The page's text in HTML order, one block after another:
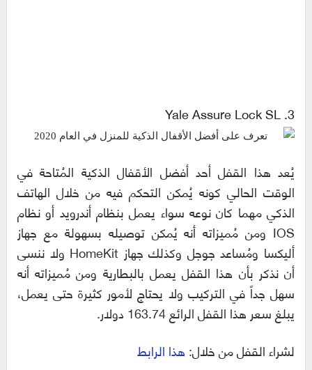
3. Yale Assure Lock SL
يُعد هذا القفل أحد أفضل الأقفال الذكية المُتاحة في
الوقت الحالي كونه يُمكن التحكم فيه من خلال الهاتف
الذكي مهما كان نوعه سواء يعمل بنظام أندرويد أو نظام
IOS ومن مُميزاته أنه يُمكن توصيله بسهولة مع جهاز
أليكسا ومُساعد جوجل وكذلك جهاز HomeKit ولا ننسى
أن نذكر بأن هذا القفل يعمل بالبطارية ومن مُميزاته أنه
سهل جداً في التركيب ولا يحتاج لأمور كثيرة حتى يعمل،
يبلغ سعر هذا القفل الرائع 163.74 دولار.
لشراء القفل من خلال:هذا الرابط